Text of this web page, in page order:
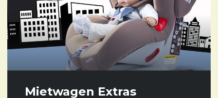
Mietwagen Extras